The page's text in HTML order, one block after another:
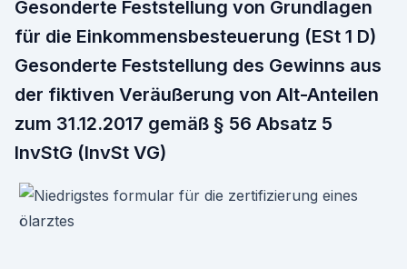
Gesonderte Feststellung von Grundlagen
für die Einkommensbesteuerung (ESt 1 D)
Gesonderte Feststellung des Gewinns aus
der fiktiven Veräußerung von Alt-Anteilen
zum 31.12.2017 gemäß § 56 Absatz 5
InvStG (InvSt VG)